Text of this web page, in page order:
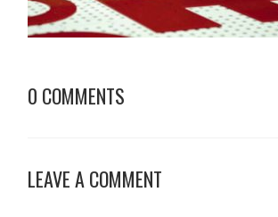
0 COMMENTS
LEAVE A COMMENT